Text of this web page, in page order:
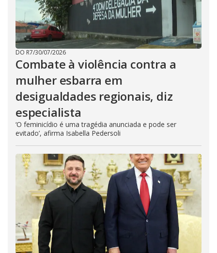
DO R7/30/07/2026
Combate à violência contra a
mulher esbarra em
desigualdades regionais, diz
especialista
‘O feminicídio é uma tragédia anunciada e pode ser
evitado’, afirma Isabella Pedersoli